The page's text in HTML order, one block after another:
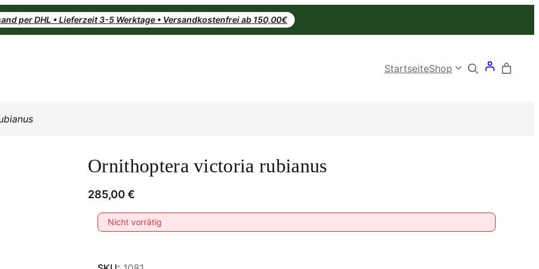
per DHL • Lieferzeit 3-5 Werktage • Versandkostenfrei ab 150,00€
StartseiteShop Search
Ornithoptera victoria rubianus
285,00 €
Nicht vorrätig